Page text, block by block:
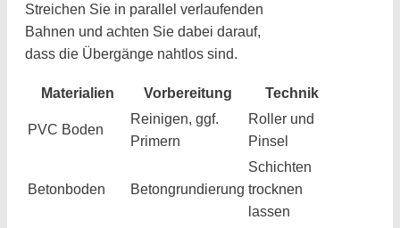
Streichen Sie in parallel verlaufenden
Bahnen und achten Sie dabei darauf,
dass die Übergänge nahtlos sind.
Materialien Vorbereitung Technik
PVC Boden
Reinigen, ggf.
Primern
Roller und
Pinsel
Betonboden Betongrundierung
Schichten
trocknen
lassen